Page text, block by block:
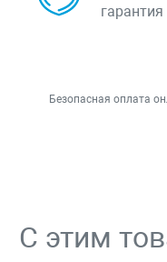
гарантия
Безопасная оплата
С этим